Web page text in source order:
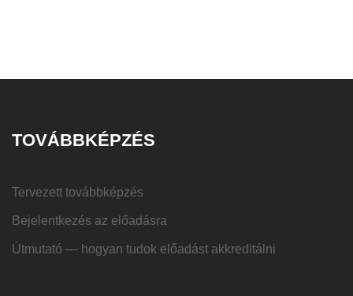
TOVÁBBKÉPZÉS
Tervezett továbbképzés
Bejelentkezés az előadásra
Útmutató — hogyan tudok előadást akkreditálni